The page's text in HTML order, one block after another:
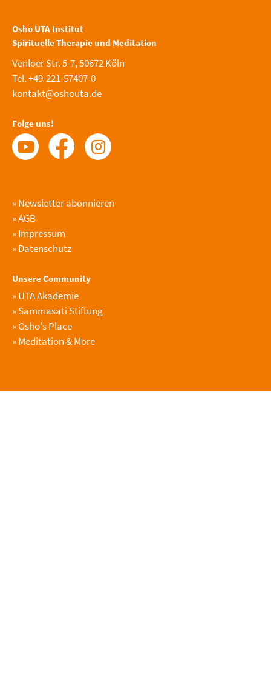
Osho UTA Institut
Spirituelle Therapie und Meditation
Venloer Str. 5-7, 50672 Köln
Tel. +49-221-57407-0
kontakt@oshouta.de
Folge uns!
»Newsletter abonnieren
»AGB
»Impressum
»Datenschutz
Unsere Community
»UTA Akademie
»Sammasati Stiftung
»Osho's Place
»Meditation & More